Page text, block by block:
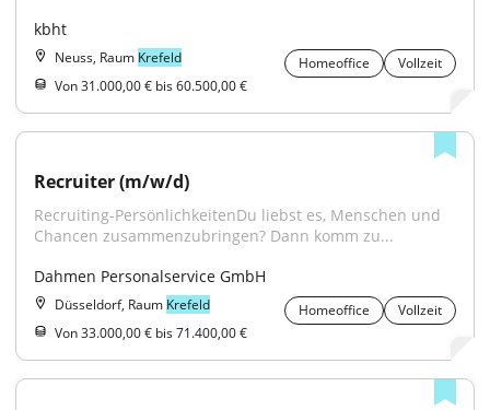
kbht
Neuss, Raum Krefeld Homeoffice
Vollzeit
Von 31.000,00 € bis 60.500,00 €
Recruiter (m/w/d)
Recruiting-PersönlichkeitenDu liebst es, Menschen und
Chancen zusammenzubringen? Dann komm zu...
Dahmen Personalservice GmbH
Düsseldorf, Raum Krefeld Homeoffice
Vollzeit
Von 33.000,00 € bis 71.400,00 €